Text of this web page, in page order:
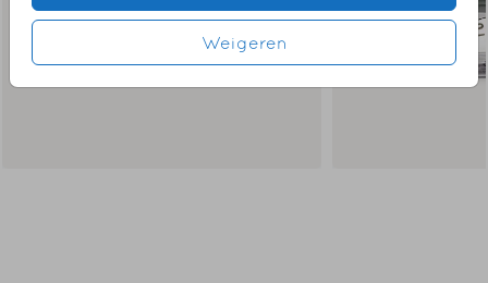
Weigeren